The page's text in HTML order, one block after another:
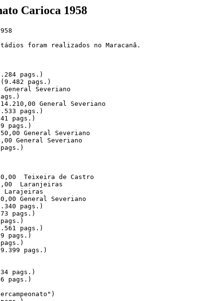
Carioca 1958
foram realizados no Maracanã.
pags.)
pags.)
Severiano
General Severiano
pags.)
pags.)
pags.)
General Severiano
General Severiano
Teixeira de Castro
Laranjeiras
Larajeiras
General Severiano
pags.)
pags.)
pags.)
pags.)
pags.)
pags.)
pags.)